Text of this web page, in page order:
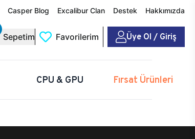
Casper Blog Excalibur Clan Destek Hakkımızda
Sepetim Favorilerim Üye Ol / Giriş
CPU & GPU Fırsat Ürünleri